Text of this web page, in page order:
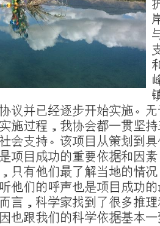
议并已经逐步开始实施。
施过程，我协会都一贯坚
会支持。该项目从策划到
项目成功的重要依据和因
只有他们最了解当地的情
他们的呼声也是项目成功
言，科学家找到了很多推
也跟我们的科学依据基本